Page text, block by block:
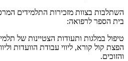
השתלבות בצוות מזכירות התלמידים
בית הספר לרפואה:
טיפול במלגות ותעודות הצטיינות של
הפצת קול קורא, ליווי עבודת הוועדות
והזוכים.